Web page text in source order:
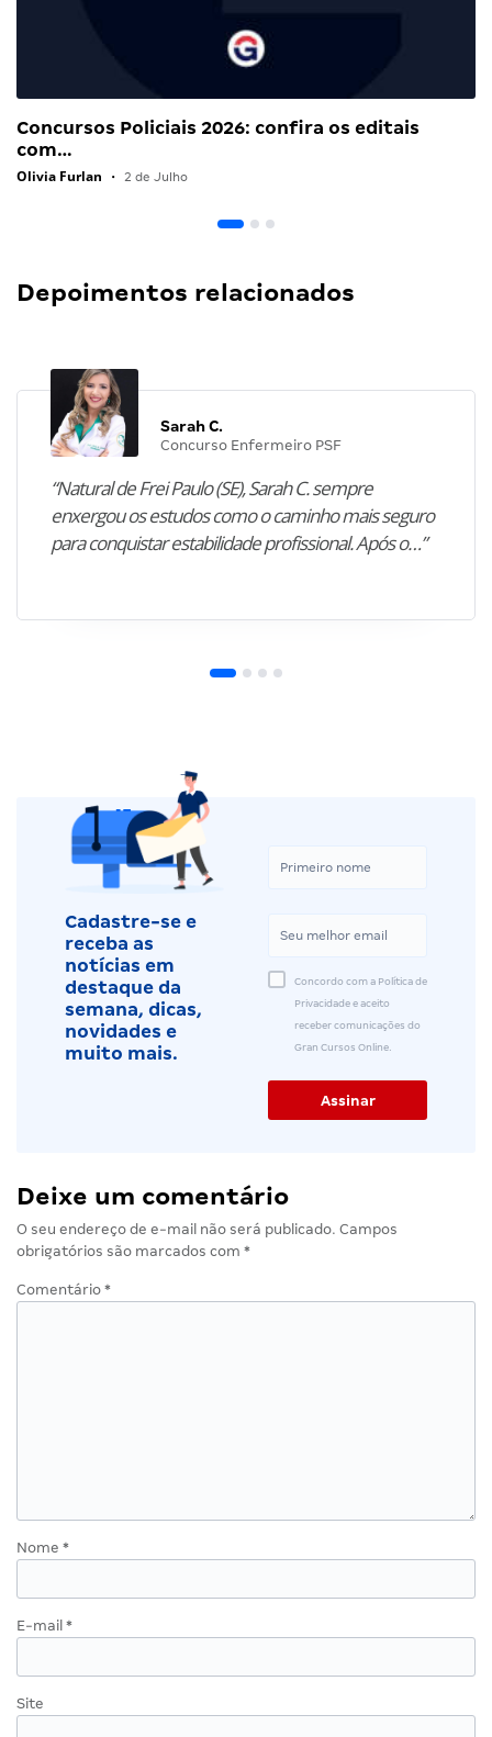
Concursos Policiais 2026: confira os editais
com…
Olivia Furlan • 2 de Julho
Depoimentos relacionados
Sarah C.
Concurso Enfermeiro PSF
“Natural de Frei Paulo (SE), Sarah C. sempre
enxergou os estudos como o caminho mais seguro
para conquistar estabilidade profissional. Após o…”
Cadastre-se e
receba as
notícias em
destaque da
semana, dicas,
novidades e
muito mais.
Concordo com a Política de
Privacidade e aceito
receber comunicações do
Gran Cursos Online.
Deixe um comentário
O seu endereço de e-mail não será publicado. Campos
obrigatórios são marcados com *
Comentário *
Nome *
E-mail *
Site